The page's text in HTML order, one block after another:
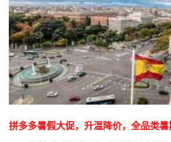
拼多多暑假大促，升温降价，全品类